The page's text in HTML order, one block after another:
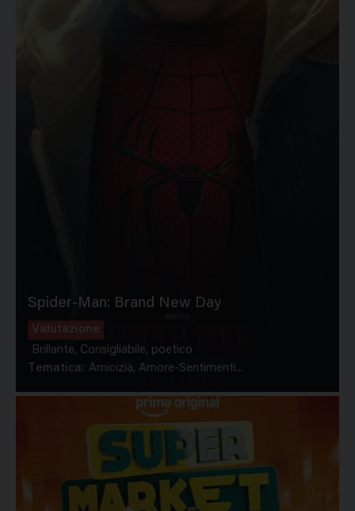
Spider-Man: Brand New Day
Valutazione
Brillante, Consigliabile, poetico
Tematica: Amicizia, Amore-Sentimenti...